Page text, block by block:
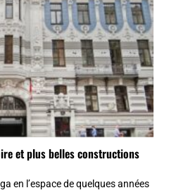
et plus belles constructions
en l’espace de quelques années